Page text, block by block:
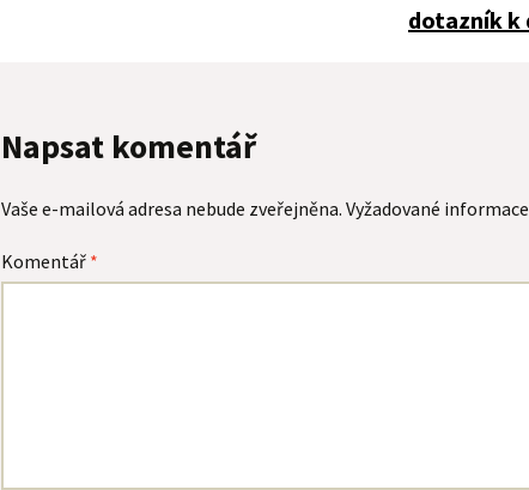
dotazník k
Napsat komentář
Vaše e-mailová adresa nebude zveřejněna. Vyžadované
Komentář *